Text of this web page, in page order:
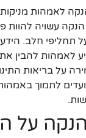
לאמהות
עשויה להוות
תחליפי חלב. הידע
לאמהות להבין
על בריאות
לתמוך
על